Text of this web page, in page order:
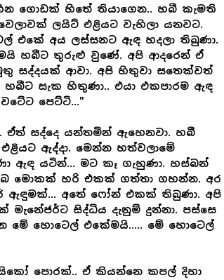
ගොඩක් හිතේ තියාගෙන.. හබී කැමති
ලයිට් එළියට වැහිලා යනවට.
එකේ අය ලස්සනට ඇඳ හදලා තිබුණා.
හබීට තුරුළු වුණේ. අපි ආදරෙන් ඒ
සද්දයක් ආවා. අපි හිතුවා සතෙක්වත්
හබීට සැක හිතුණා.. එයා එකපාරම ඇඳ
පෙට්ටි..."
ඒත් සද්දෙ යන්තමින් ඇහෙනවා. හබී
ඇද්දා. මෙන්න හත්වලාමේ
ඇඳ යටින්... මට කෑ ගැහුණා. හස්බන්
මොකක් හරි එකක් ගත්තා ගහන්න. අර
ඇඳුමක්... අතේ ෆෝන් එකක් තිබුණා. අපි
මැනේජර්ට සිද්ධිය දැනුම් දුන්නා. පස්සෙ
මේ හොටෙල් එකේමයි..... මේ හොටෙල්
පොරක්.. ඒ කියන්නෙ කපල් දිහා